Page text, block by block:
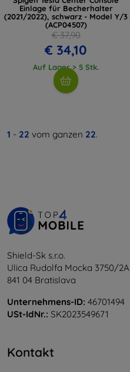
Einlage für Becherhalter
(2021/2022), schwarz - Model Y/3
(ACP04507)
€ 37,90
€ 34,10
Auf Lager > 5 Stk.
1 - 22 vom ganzen 22.
Shield-Sk s.r.o.
Ulica Rudolfa Mocka 3750/2A
841 04 Bratislava
Unternehmens-ID: 46701494
USt-IdNr.: SK2023549671
Kontakt